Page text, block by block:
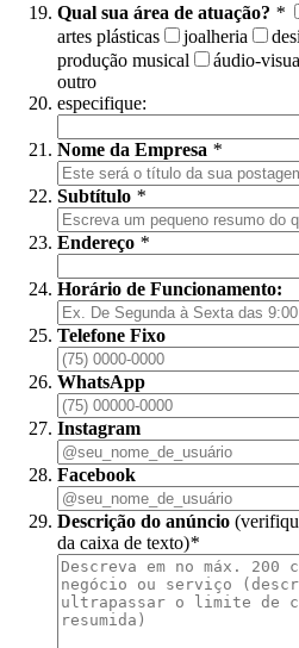
Qual sua área de atuação? *
artes plásticas
joalheria
produção musical
áudio-
outro
especifique:
Nome da Empresa *
Subtítulo *
Endereço *
Horário de Funcionamento:
Telefone Fixo
WhatsApp
Instagram
Facebook
Descrição do anúncio
da caixa de texto)*